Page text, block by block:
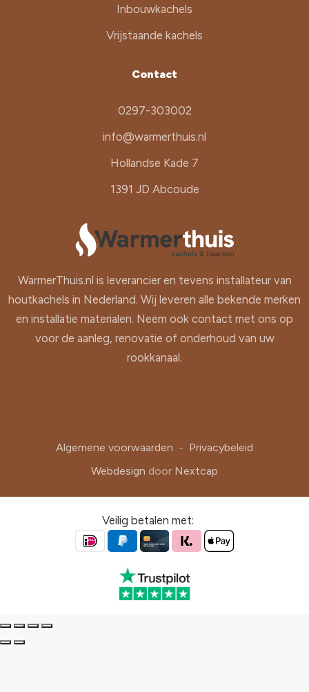
Inbouwkachels
Vrijstaande kachels
Contact
0297-303002
info@warmerthuis.nl
Hollandse Kade 7
1391 JD Abcoude
WarmerThuis.nl is leverancier en tevens installateur van
houtkachels in Nederland. Wij leveren alle bekende merken
en installatie materialen. Neem ook contact met ons op
voor de aanleg, renovatie of onderhoud van uw
rookkanaal.
Algemene voorwaarden - Privacybeleid
Webdesign door Nextcap
Veilig betalen met: